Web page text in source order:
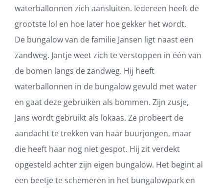
waterballonnen zich aansluiten. Iedereen heeft de
grootste lol en hoe later hoe gekker het wordt.
De bungalow van de familie Jansen ligt naast een
zandweg. Jantje weet zich te verstoppen in één van
de bomen langs de zandweg. Hij heeft
waterballonnen in de bungalow gevuld met water
en gaat deze gebruiken als bommen. Zijn zusje,
Jans wordt gebruikt als lokaas. Ze probeert de
aandacht te trekken van haar buurjongen, maar
die heeft haar nog niet gespot. Hij zit verdekt
opgesteld achter zijn eigen bungalow. Het begint al
een beetje te schemeren in het bungalowpark en